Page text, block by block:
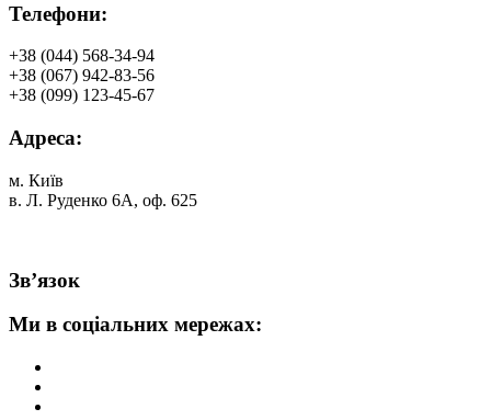
Телефони:
+38 (044) 568-34-94
+38 (067) 942-83-56
+38 (099) 123-45-67
Адреса:
м. Київ
в. Л. Руденко 6А, оф. 625
Зв’язок
Ми в соціальних мережах: